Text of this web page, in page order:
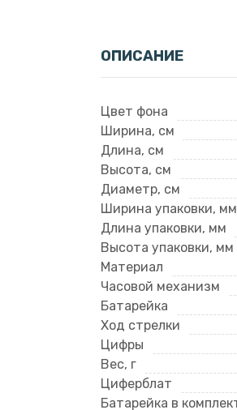
ОПИСАНИЕ
Цвет фона
Ширина, см
Длина, см
Высота, см
Диаметр, см
Ширина упаковки, мм
Длина упаковки, мм
Высота упаковки, мм
Материал
Часовой механизм
Батарейка
Ход стрелки
Цифры
Вес, г
Циферблат
Батарейка в